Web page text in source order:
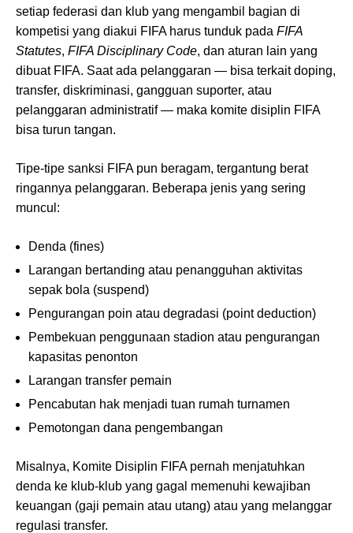
setiap federasi dan klub yang mengambil bagian di
kompetisi yang diakui FIFA harus tunduk pada FIFA
Statutes, FIFA Disciplinary Code, dan aturan lain yang
dibuat FIFA. Saat ada pelanggaran — bisa terkait doping,
transfer, diskriminasi, gangguan suporter, atau
pelanggaran administratif — maka komite disiplin FIFA
bisa turun tangan.
Tipe-tipe sanksi FIFA pun beragam, tergantung berat
ringannya pelanggaran. Beberapa jenis yang sering
muncul:
Denda (fines)
Larangan bertanding atau penangguhan aktivitas
sepak bola (suspend)
Pengurangan poin atau degradasi (point deduction)
Pembekuan penggunaan stadion atau pengurangan
kapasitas penonton
Larangan transfer pemain
Pencabutan hak menjadi tuan rumah turnamen
Pemotongan dana pengembangan
Misalnya, Komite Disiplin FIFA pernah menjatuhkan
denda ke klub-klub yang gagal memenuhi kewajiban
keuangan (gaji pemain atau utang) atau yang melanggar
regulasi transfer.